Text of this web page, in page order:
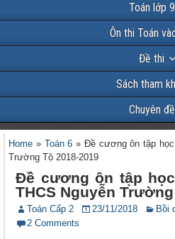
Toán lớp 9
Ôn thi Toán
Đề thi
Sách tham
Chuyên đề
Home » Toán 6 » Đề cương ôn tập
Trường Tộ 2018-2019
Đề cương ôn tập
THCS Nguyễn
Toán Cấp 2 23/11/2018 Bồi
2 Comments